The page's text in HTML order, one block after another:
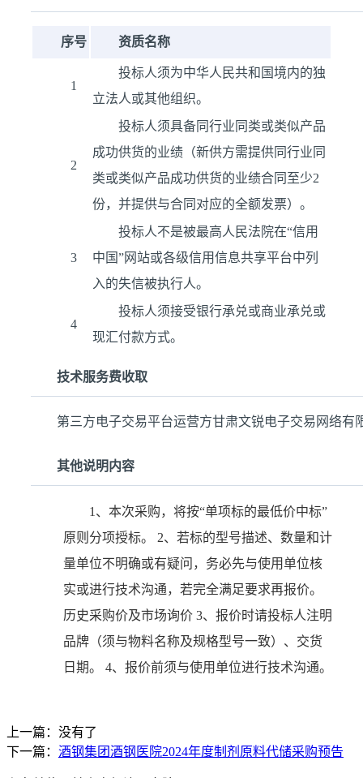
序号 资质名称
1
投标人须为中华人民共和国境内的独
立法人或其他组织。
2
投标人须具备同行业同类或类似产品
成功供货的业绩（新供方需提供同行业同
类或类似产品成功供货的业绩合同至少2
份，并提供与合同对应的全额发票）。
3
投标人不是被最高人民法院在“信用
中国”网站或各级信用信息共享平台中列
入的失信被执行人。
4
投标人须接受银行承兑或商业承兑或
现汇付款方式。
技术服务费收取
第三方电子交易平台运营方甘肃文锐电子交易网络
其他说明内容
1、本次采购，将按“单项标的最低价中标”
原则分项授标。 2、若标的型号描述、数量和计
量单位不明确或有疑问，务必先与使用单位核
实或进行技术沟通，若完全满足要求再报价。
历史采购价及市场询价 3、报价时请投标人注明
品牌（须与物料名称及规格型号一致）、交货
日期。 4、报价前须与使用单位进行技术沟通。
上一篇：没有了
下一篇： 酒钢集团酒钢医院2024年度制剂原料代储采购预告